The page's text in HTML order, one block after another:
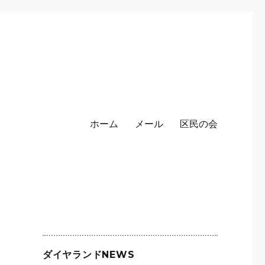
ホーム メール 区民の会
ダイヤランドNEWS